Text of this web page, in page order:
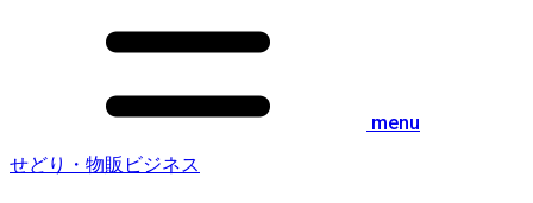
menu
せどり・物販ビジネス